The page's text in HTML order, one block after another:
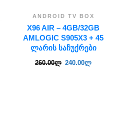
ANDROID TV BOX
X96 AIR – 4GB/32GB
AMLOGIC S905X3 + 45
ᲚᲐᲠᲘᲡ ᲡᲐᲩᲣᲥᲠᲔᲑᲘ
260.00ლ 240.00ლ